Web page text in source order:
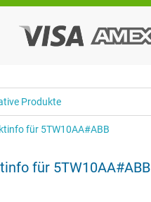
Produkte
für 5TW10AA#ABB
für 5TW10AA#ABB